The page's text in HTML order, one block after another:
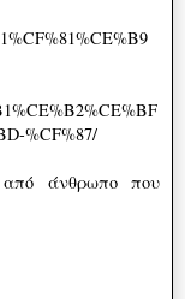
%CF%87/
από άνθρωπο που